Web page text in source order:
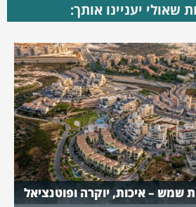
שאולי יעניינו אותך:
שמש – איכות, יוקרה ופוטנציאל